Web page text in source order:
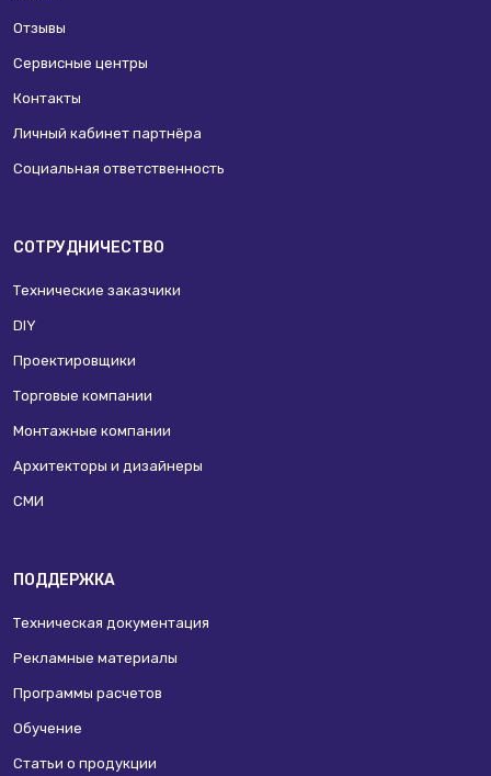
Отзывы
Сервисные центры
Контакты
Личный кабинет партнёра
Социальная ответственность
СОТРУДНИЧЕСТВО
Технические заказчики
DIY
Проектировщики
Торговые компании
Монтажные компании
Архитекторы и дизайнеры
СМИ
ПОДДЕРЖКА
Техническая документация
Рекламные материалы
Программы расчетов
Обучение
Статьи о продукции